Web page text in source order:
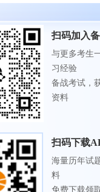
扫码加入
与更多考生
习经验
备战考试，
资料
扫码下载
海量历年试
料
免费下载领